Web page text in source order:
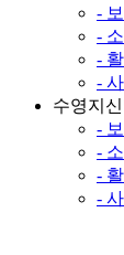
-
-
-
-
수영지신
-
-
-
-